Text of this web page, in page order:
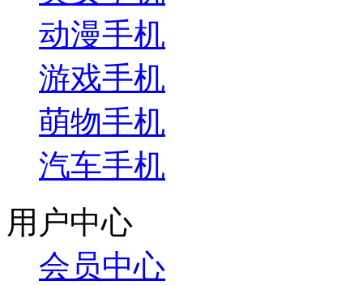
动漫手机
游戏手机
萌物手机
汽车手机
用户中心
会员中心